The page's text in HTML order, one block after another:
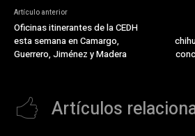
Artículo anterior
Oficinas itinerantes de la CEDH
esta semana en Camargo,
Guerrero, Jiménez y Madera
Artículos